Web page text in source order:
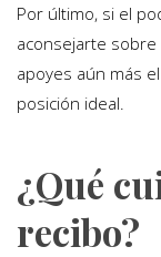
Por último, si el
aconsejarte
apoyes aún más
posición ideal.
¿Qué
recibo?